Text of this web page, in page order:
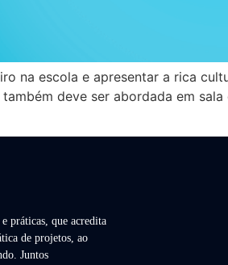
na escola e apresentar a rica
deve ser abordada em
práticas, que acredita
de projetos, ao
Juntos